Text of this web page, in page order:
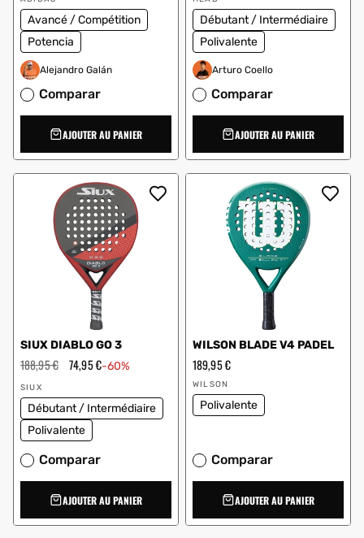
:
Avancé / Compétition
Potencia
Alejandro Galán
Comparar
AJOUTER AU PANIER
:
Débutant / Intermédiaire
Polivalente
Arturo Coello
Comparar
AJOUTER AU PANIER
SIUX DIABLO GO 3
Prix
régulier
188,95 € Prix
en
74,95 €-60%
Vendeur
:
SIUX
Débutant / Intermédiaire
Polivalente
Comparar
AJOUTER AU PANIER
WILSON BLADE V4 PADEL
Prix
régulier
189,95 €
Vendeur
:
WILSON
Polivalente
Comparar
AJOUTER AU PANIER